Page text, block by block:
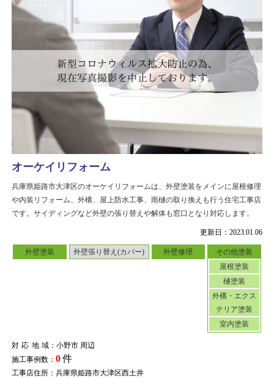
更新日：2023.01.06
外壁塗装 外壁張り替え(カバー) 外壁修理
その他塗装
屋根塗装
樋塗装
外構・エクス
テリア塗装
室内塗装
対応地域：小野市 周辺
施工事例数： 0件
工事店住所：兵庫県姫路市大津区西土井
オーケイリフォーム
兵庫県姫路市大津区のオーケイリフォームは、外壁塗装をメインに屋根修理
や内装リフォーム、外構、屋上防水工事、雨樋の取り換えも行う住宅工事店
です。サイディングなど外壁の張り替えや解体も窓口となり対応します。